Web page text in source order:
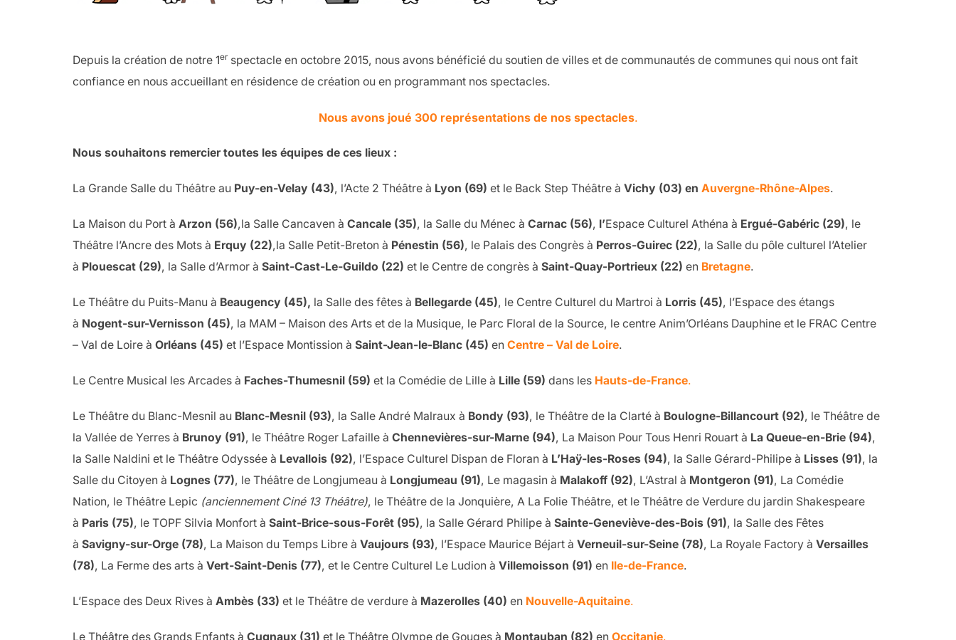
Depuis la création de notre 1er spectacle en octobre 2015, nous avons bénéficié du soutien de villes et de communautés de communes qui nous ont fait
confiance en nous accueillant en résidence de création ou en programmant nos spectacles.
Nous avons joué 300 représentations de nos spectacles.
Nous souhaitons remercier toutes les équipes de ces lieux :
La Grande Salle du Théâtre au Puy-en-Velay (43), l’Acte 2 Théâtre à Lyon (69) et le Back Step Théâtre à Vichy (03) en Auvergne-Rhône-Alpes.
La Maison du Port à Arzon (56),la Salle Cancaven à Cancale (35), la Salle du Ménec à Carnac (56), l’Espace Culturel Athéna à Ergué-Gabéric (29), le
Théâtre l’Ancre des Mots à Erquy (22),la Salle Petit-Breton à Pénestin (56), le Palais des Congrès à Perros-Guirec (22), la Salle du pôle culturel l’Atelier
à Plouescat (29), la Salle d’Armor à Saint-Cast-Le-Guildo (22) et le Centre de congrès à Saint-Quay-Portrieux (22) en Bretagne.
Le Théâtre du Puits-Manu à Beaugency (45), la Salle des fêtes à Bellegarde (45), le Centre Culturel du Martroi à Lorris (45), l’Espace des étangs
à Nogent-sur-Vernisson (45), la MAM – Maison des Arts et de la Musique, le Parc Floral de la Source, le centre Anim’Orléans Dauphine et le FRAC Centre
– Val de Loire à Orléans (45) et l’Espace Montission à Saint-Jean-le-Blanc (45) en Centre – Val de Loire.
Le Centre Musical les Arcades à Faches-Thumesnil (59) et la Comédie de Lille à Lille (59) dans les Hauts-de-France.
Le Théâtre du Blanc-Mesnil au Blanc-Mesnil (93), la Salle André Malraux à Bondy (93), le Théâtre de la Clarté à Boulogne-Billancourt (92), le Théâtre de
la Vallée de Yerres à Brunoy (91), le Théâtre Roger Lafaille à Chennevières-sur-Marne (94), La Maison Pour Tous Henri Rouart à La Queue-en-Brie (94),
la Salle Naldini et le Théâtre Odyssée à Levallois (92), l’Espace Culturel Dispan de Floran à L’Haÿ-les-Roses (94), la Salle Gérard-Philipe à Lisses (91), la
Salle du Citoyen à Lognes (77), le Théâtre de Longjumeau à Longjumeau (91), Le magasin à Malakoff (92), L’Astral à Montgeron (91), La Comédie
Nation, le Théâtre Lepic (anciennement Ciné 13 Théâtre), le Théâtre de la Jonquière, A La Folie Théâtre, et le Théâtre de Verdure du jardin Shakespeare
à Paris (75), le TOPF Silvia Monfort à Saint-Brice-sous-Forêt (95), la Salle Gérard Philipe à Sainte-Geneviève-des-Bois (91), la Salle des Fêtes
à Savigny-sur-Orge (78), La Maison du Temps Libre à Vaujours (93), l’Espace Maurice Béjart à Verneuil-sur-Seine (78), La Royale Factory à Versailles
(78), La Ferme des arts à Vert-Saint-Denis (77), et le Centre Culturel Le Ludion à Villemoisson (91) en Ile-de-France.
L’Espace des Deux Rives à Ambès (33) et le Théâtre de verdure à Mazerolles (40) en Nouvelle-Aquitaine.
Le Théâtre des Grands Enfants à Cugnaux (31) et le Théâtre Olympe de Gouges à Montauban (82) en Occitanie.